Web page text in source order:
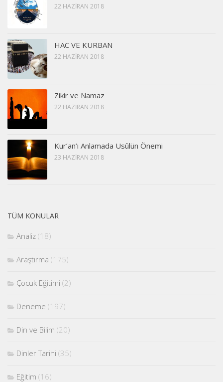
22 HAZIRAN 2018
HAC VE KURBAN
22 HAZIRAN 2018
Zikir ve Namaz
22 HAZIRAN 2018
Kur’an’ı Anlamada Usûlün Önemi
23 HAZIRAN 2018
TÜM KONULAR
Analiz (18)
Araştırma (175)
Çocuk Eğitimi (2)
Deneme (197)
Din ve Bilim (20)
Dinler Tarihi (35)
Eğitim (16)